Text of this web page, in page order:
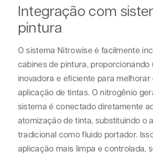
Integração com
pintura
O sistema Nitrowise é facilmente
cabines de pintura, proporcionando
inovadora e eficiente para
aplicação de tintas. O nitrogênio
sistema é conectado diretamente
atomização de tinta, substituindo o
tradicional como fluido portador.
aplicação mais limpa e controlada,